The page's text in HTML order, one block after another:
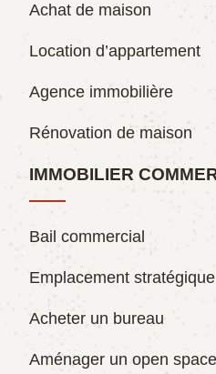
Achat de maison
Location d’appartement
Agence immobilière
Rénovation de maison
IMMOBILIER
Bail commercial
Emplacement stratégique
Acheter un bureau
Aménager un open space